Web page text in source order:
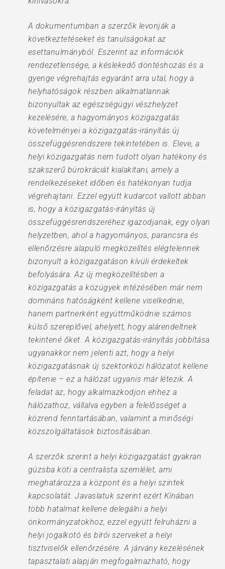
A dokumentumban a szerzők levonják a
következtetéseket és tanulságokat az
esettanulmányból. Eszerint az információk
rendezetlensége, a késlekedő döntéshozás és a
gyenge végrehajtás egyaránt arra utal, hogy a
helyhatóságok részben alkalmatlannak
bizonyultak az egészségügyi vészhelyzet
kezelésére, a hagyományos közigazgatás
követelményei a közigazgatás-irányítás új
összefüggésrendszere tekintetében is. Eleve, a
helyi közigazgatás nem tudott olyan hatékony és
szakszerű bürokráciát kialakítani, amely a
rendelkezéseket időben és hatékonyan tudja
végrehajtani. Ezzel együtt kudarcot vallott abban
is, hogy a közigazgatás-irányítás új
összefüggésrendszeréhez igazodjanak, egy olyan
helyzetben, ahol a hagyományos, parancsra és
ellenőrzésre alapuló megközelítés elégtelennek
bizonyult a közigazgatáson kívüli érdekeltek
befolyására. Az új megközelítésben a
közigazgatás a közügyek intézésében már nem
domináns hatóságként kellene viselkednie,
hanem partnerként együttműködnie számos
külső szereplővel, ahelyett, hogy alárendeltnek
tekintené őket. A közigazgatás-irányítás jobbítása
ugyanakkor nem jelenti azt, hogy a helyi
közigazgatásnak új szektorközi hálózatot kellene
építenie – ez a hálózat ugyanis már létezik. A
feladat az, hogy alkalmazkodjon ehhez a
hálózathoz, vállalva egyben a felelősséget a
közrend fenntartásában, valamint a minőségi
közszolgáltatások biztosításában.
A szerzők szerint a helyi közigazgatást gyakran
gúzsba köti a centralista szemlélet, ami
meghatározza a központ és a helyi szintek
kapcsolatát. Javaslatuk szerint ezért Kínában
több hatalmat kellene delegálni a helyi
önkormányzatokhoz, ezzel együtt felruházni a
helyi jogalkotó és bírói szerveket a helyi
tisztviselők ellenőrzésére. A járvány kezelésének
tapasztalati alapján megfogalmazható, hogy